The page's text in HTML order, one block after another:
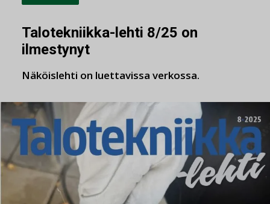
Talotekniikka-lehti 8/25 on
ilmestynyt
Näköislehti on luettavissa verkossa.